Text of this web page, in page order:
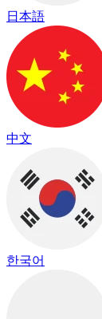
日本語
中文
한국어